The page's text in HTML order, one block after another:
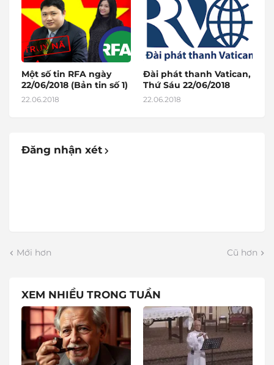
Một số tin RFA ngày
22/06/2018 (Bản tin số 1)
22.06.2018
Đài phát thanh Vatican,
Thứ Sáu 22/06/2018
22.06.2018
Đăng nhận xét
Mới hơn Cũ hơn
XEM NHIỀU TRONG TUẦN